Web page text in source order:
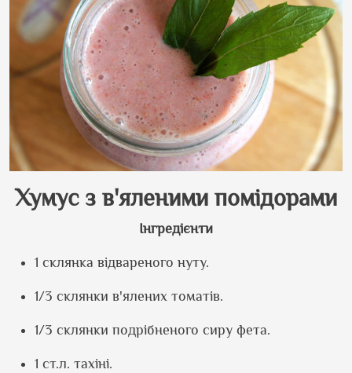
Хумус з в'яленими помідорами
Інгредієнти
1 склянка відвареного нуту.
1/3 склянки в'ялених томатів.
1/3 склянки подрібненого сиру фета.
1 ст.л. тахіні.